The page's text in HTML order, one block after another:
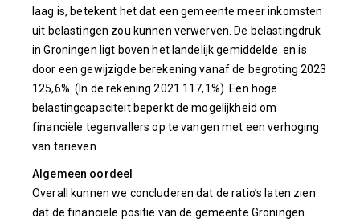
laag is, betekent het dat een gemeente meer inkomsten
uit belastingen zou kunnen verwerven. De belastingdruk
in Groningen ligt boven het landelijk gemiddelde en is
door een gewijzigde berekening vanaf de begroting 2023
125,6%. (In de rekening 2021 117,1%). Een hoge
belastingcapaciteit beperkt de mogelijkheid om
financiële tegenvallers op te vangen met een verhoging
van tarieven.
Algemeen oordeel
Overall kunnen we concluderen dat de ratio’s laten zien
dat de financiële positie van de gemeente Groningen